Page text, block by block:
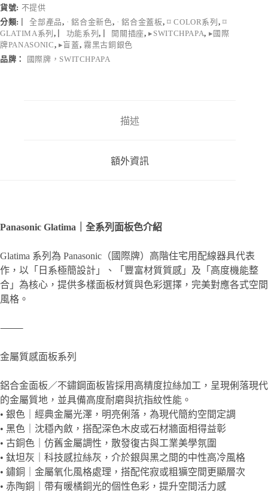
面
板
數
量
貨號: 不提供
分類:
▏全部產品, · 鋁合金新色, · 鋁合金蓋板, ⌑ COLOR系列,⌑
GLATIMA系列, ▏功能系列, ▏開關插座,▸SWITCHPAPA, ▸國際
牌PANASONIC, ▸盲蓋,霧黑古銅銀色
品牌： 國際牌，SWITCHPAPA
描述
額外資訊
Panasonic Glatima｜全系列面板色介紹
Glatima 系列為 Panasonic（國際牌）高階住宅用配線器具代表
作，以「日系極簡設計」、「豐富材質質感」及「高度機能整
合」為核心，提供多樣面板材質與色彩選擇，完美對應各式空間
風格。
⸻
金屬質感面板系列
鋁合金面板／不鏽鋼面板皆採用高精度拉絲加工，呈現俐落現代
的金屬質地，並具備高度耐磨與抗指紋性能。
• 銀色｜經典金屬光澤，明亮俐落，為現代簡約空間定調
• 黑色｜沈穩內斂，搭配深色木皮或石材牆面相得益彰
• 古銅色｜仿舊金屬調性，散發復古與工業美學氛圍
• 鈦坦灰｜科技感拉絲灰，介於銀與黑之間的中性高冷風格
• 鏽銅｜金屬氧化風格處理，搭配侘寂或粗獷空間更顯層次
• 赤陶銅｜帶有暖橘銅光的個性色彩，提升空間活力感